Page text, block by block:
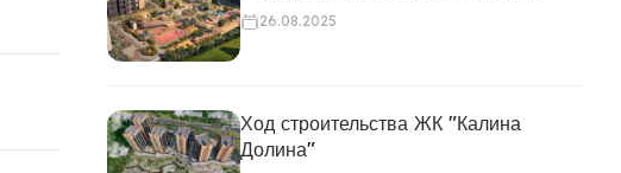
26.08.2025
Ход строительства ЖК "Калина
Долина"